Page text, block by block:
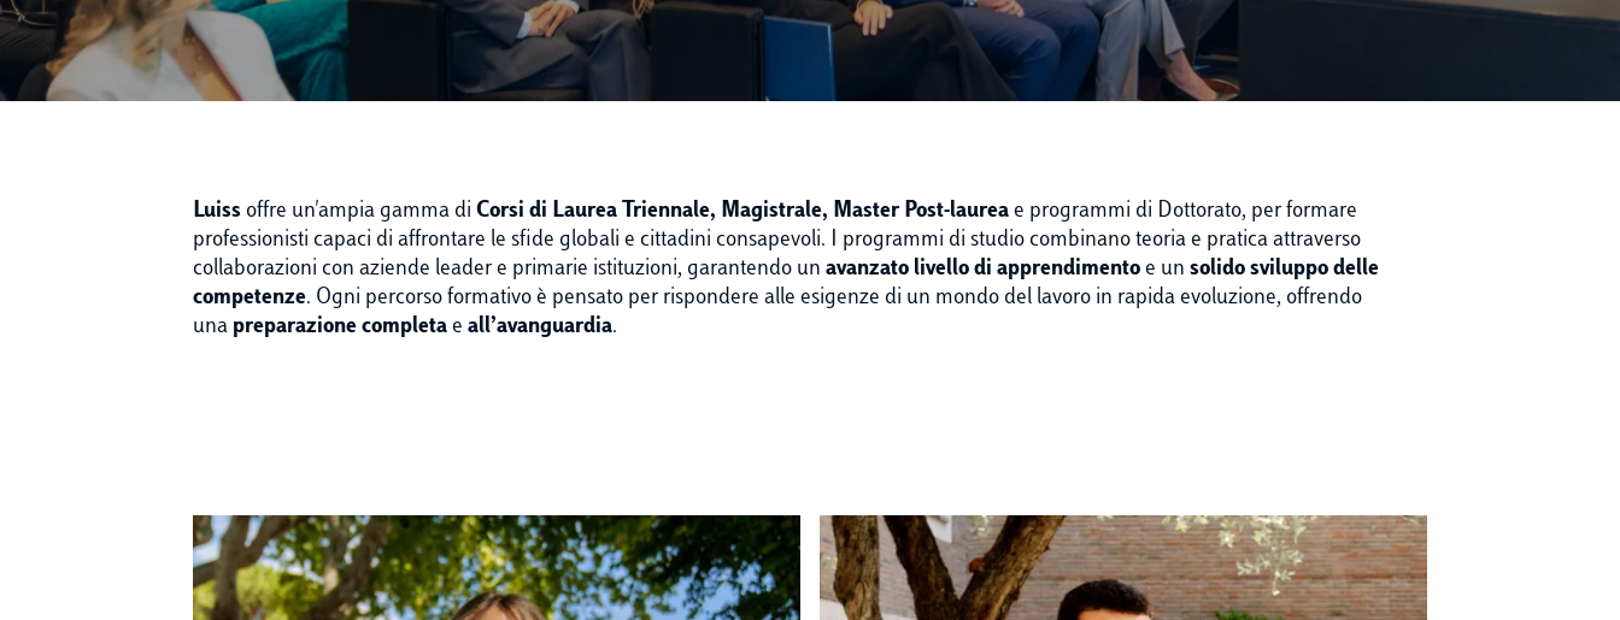
Luiss offre un'ampia gamma di Corsi di Laurea Triennale, Magistrale, Master Post-laurea e programmi di Dottorato, per formare
professionisti capaci di affrontare le sfide globali e cittadini consapevoli. I programmi di studio combinano teoria e pratica attraverso
collaborazioni con aziende leader e primarie istituzioni, garantendo un avanzato livello di apprendimento e un solido sviluppo delle
competenze. Ogni percorso formativo è pensato per rispondere alle esigenze di un mondo del lavoro in rapida evoluzione, offrendo
una preparazione completa e all’avanguardia.